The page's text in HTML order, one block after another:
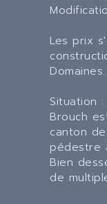
Les prix
Situation :
Brouch
canton
pédestre
Bien
de